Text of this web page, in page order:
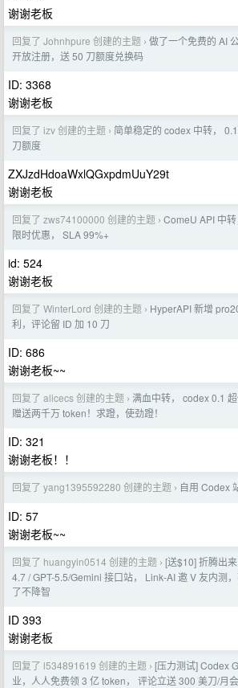
谢谢老板
回复了 Johnhpure 创建的主题 › 做了一个免费的 AI
开放注册，送 50 刀额度兑换码
ID: 3368
谢谢老板
回复了 izv 创建的主题 › 简单稳定的 codex 中转，
刀额度
ZXJzdHdoaWxlQGxpdmUuY29t
谢谢老板
回复了 zws74100000 创建的主题 › ComeU API 中
限时优惠， SLA 99%+
id: 524
谢谢老板
回复了 WinterLord 创建的主题 › HyperAPI 新增
利，评论留 ID 加 10 刀
ID: 686
谢谢老板~~
回复了 alicecs 创建的主题 › 满血中转， codex 0.1
赠送两千万 token！求蹬，使劲蹬！
ID: 321
谢谢老板！！
回复了 yang1395592280 创建的主题 › 自用 Codex
ID: 57
谢谢老板~~
回复了 huangyin0514 创建的主题 › [送$10] 折腾出
4.7 / GPT-5.5/Gemini 接口站， Link-AI 邀 V 友内测
了不降智
ID 393
谢谢老板
回复了 l534891619 创建的主题 › [压力测试] Codex
业，人人免费领 3 亿 token， 评论立送 300 美刀/月